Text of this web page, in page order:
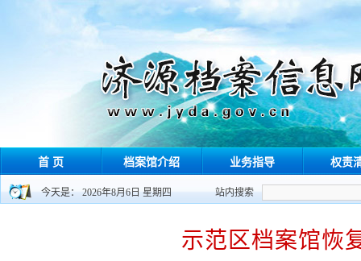
首 页 档案馆介绍 业务指导 权责
今天是： 2026年8月6日 星期四 站内搜索
示范区档案馆恢